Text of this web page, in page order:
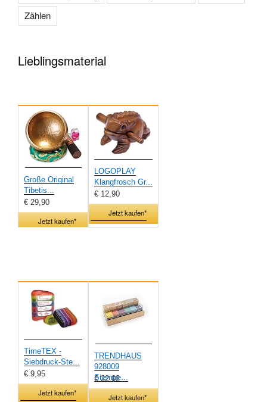
Zählen
Lieblingsmaterial
Große Original
Tibetis...
€ 29,90
Jetzt kaufen*
LOGOPLAY
Klangfrosch Gr...
€ 12,90
Jetzt kaufen*
TimeTEX -
Siebdruck-Ste...
€ 9,95
Jetzt kaufen*
TRENDHAUS
928009
Stempe...
€ 22,02
Jetzt kaufen*